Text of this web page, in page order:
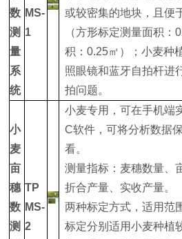
数
测
量
系
统
MS-
1
或较密集的地块，且便
（方形标定测量面积
积：0.25㎡）；小麦种
照眼镜和蓝牙自拍杆进
拍问题。
小
麦
亩
穗
数
测
TP
MS-
2
小麦专用，可在手机端
C软件，可将分析数据
看。
测量指标：麦穗数量、
折合产量、实收产量。
两种标定方式，适用范
标定分别适用小麦种植